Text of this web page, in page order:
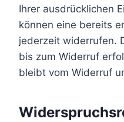
Ihrer ausdrücklichen
können eine bereits
jederzeit widerrufen.
bis zum Widerruf
bleibt vom Widerruf